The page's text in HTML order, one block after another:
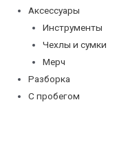
Аксессуары
Инструменты
Чехлы и сумки
Мерч
Разборка
С пробегом